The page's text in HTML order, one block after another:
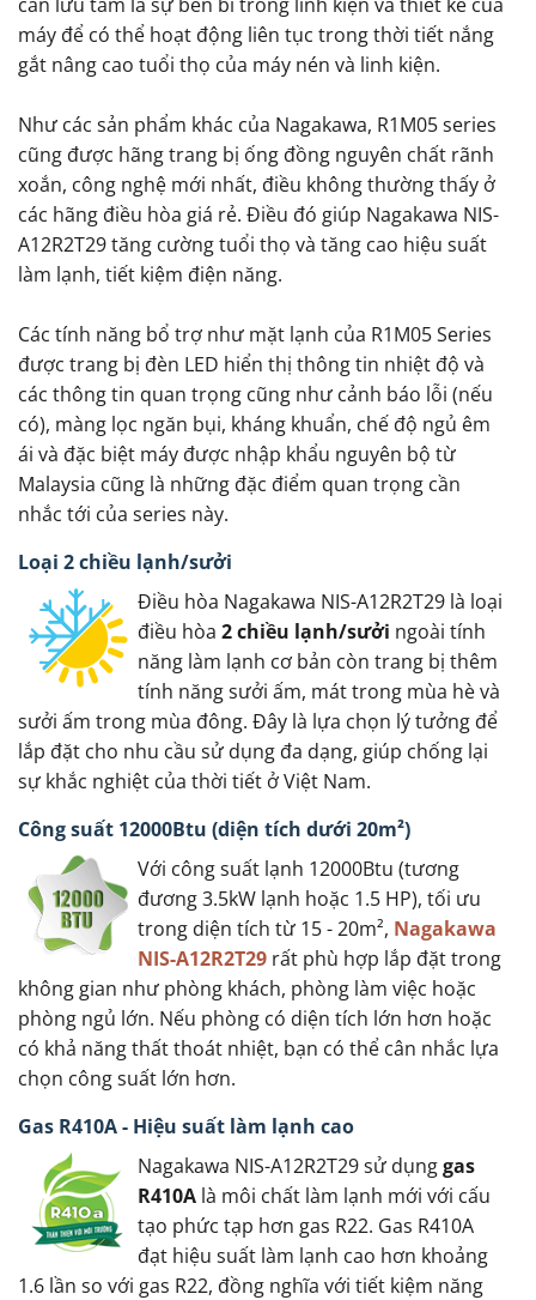
máy để có thể hoạt động liên tục trong thời tiết nắng
gắt nâng cao tuổi thọ của máy nén và linh kiện.
Như các sản phẩm khác của Nagakawa, R1M05 series
cũng được hãng trang bị ống đồng nguyên chất rãnh
xoắn, công nghệ mới nhất, điều không thường thấy ở
các hãng điều hòa giá rẻ. Điều đó giúp Nagakawa NIS-
A12R2T29 tăng cường tuổi thọ và tăng cao hiệu suất
làm lạnh, tiết kiệm điện năng.
Các tính năng bổ trợ như mặt lạnh của R1M05 Series
được trang bị đèn LED hiển thị thông tin nhiệt độ và
các thông tin quan trọng cũng như cảnh báo lỗi (nếu
có), màng lọc ngăn bụi, kháng khuẩn, chế độ ngủ êm
ái và đặc biệt máy được nhập khẩu nguyên bộ từ
Malaysia cũng là những đặc điểm quan trọng cần
nhắc tới của series này.
Loại 2 chiều lạnh/sưởi
Điều hòa Nagakawa NIS-A12R2T29 là loại
điều hòa 2 chiều lạnh/sưởi ngoài tính
năng làm lạnh cơ bản còn trang bị thêm
tính năng sưởi ấm, mát trong mùa hè và
sưởi ấm trong mùa đông. Đây là lựa chọn lý tưởng để
lắp đặt cho nhu cầu sử dụng đa dạng, giúp chống lại
sự khắc nghiệt của thời tiết ở Việt Nam.
Công suất 12000Btu (diện tích dưới 20m²)
Với công suất lạnh 12000Btu (tương
đương 3.5kW lạnh hoặc 1.5 HP), tối ưu
trong diện tích từ 15 - 20m², Nagakawa
NIS-A12R2T29 rất phù hợp lắp đặt trong
không gian như phòng khách, phòng làm việc hoặc
phòng ngủ lớn. Nếu phòng có diện tích lớn hơn hoặc
có khả năng thất thoát nhiệt, bạn có thể cân nhắc lựa
chọn công suất lớn hơn.
Gas R410A - Hiệu suất làm lạnh cao
Nagakawa NIS-A12R2T29 sử dụnggas
R410A là môi chất làm lạnh mới với cấu
tạo phức tạp hơn gas R22. Gas R410A
đạt hiệu suất làm lạnh cao hơn khoảng
1.6 lần so với gas R22, đồng nghĩa với tiết kiệm năng